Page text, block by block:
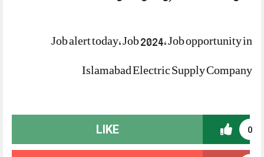
Job alert today, Job 2024, Job opportunity in
Islamabad Electric Supply Company
0
LIKE